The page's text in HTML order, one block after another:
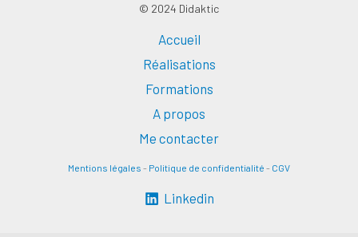
© 2024 Didaktic
Accueil
Réalisations
Formations
A propos
Me contacter
Mentions légales - Politique de confidentialité - CGV
Linkedin